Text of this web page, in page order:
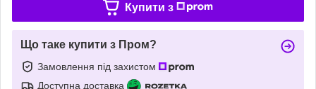
Купити з
Що таке купити з Пром?
Замовлення під захистом
Доступна доставка